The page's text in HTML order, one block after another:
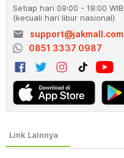
Setiap hari 09:00 - 18:00 WIB
(kecuali hari libur nasional)
email
support@jakmall.com
0851 3337 0987